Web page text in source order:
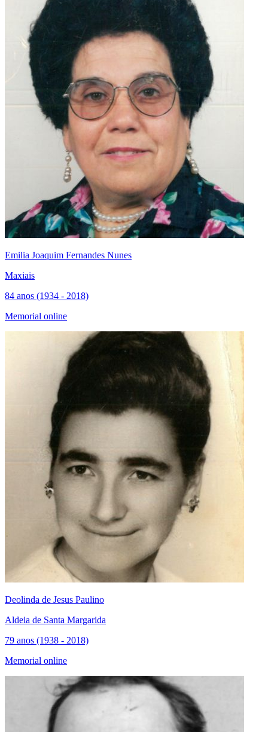
Emilia Joaquim Fernandes Nunes
Maxiais
84 anos (1934 - 2018)
Memorial online
Deolinda de Jesus Paulino
Aldeia de Santa Margarida
79 anos (1938 - 2018)
Memorial online